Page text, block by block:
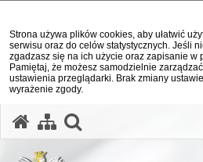
Strona używa plików cookies, aby ułatwić
serwisu oraz do celów statystycznych. Jeśli
zgadzasz się na ich użycie oraz zapisanie w
Pamiętaj, że możesz samodzielnie
ustawienia przeglądarki. Brak zmiany
wyrażenie zgody.